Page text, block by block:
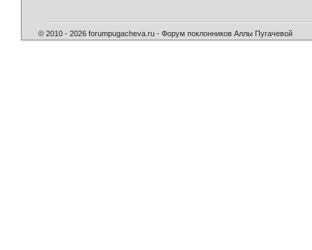
© 2010 - 2026 forumpugacheva.ru - Форум поклонников Аллы Пугачевой